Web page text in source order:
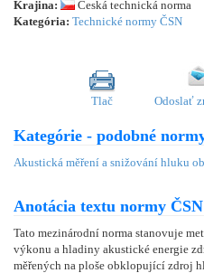
Krajina:
Česká technická norma
Kategória: Technické normy ČSN
Tlač Odoslať
Kategórie - podobné
Akustická měření a snižování hluku
Anotácia textu normy
Tato mezinárodní norma stanovuje
výkonu a hladiny akustické energie
měřených na ploše obklopující zdroj